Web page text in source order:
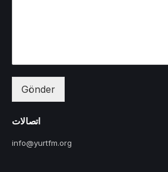
Gönder
اتصالات
info@yurtfm.org